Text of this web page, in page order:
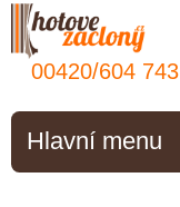
00420/604 743
Hlavní menu